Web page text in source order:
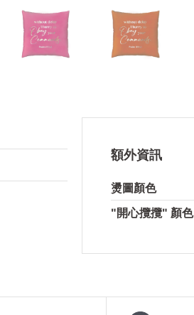
額外資訊
燙圖顏色
"開心攬攬" 顏色